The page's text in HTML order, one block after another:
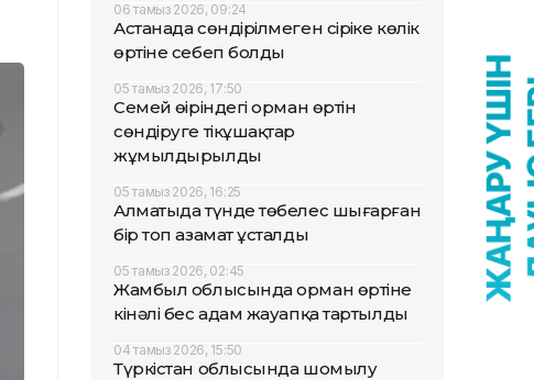
06 тамыз 2026, 09:24
Астанада сөндірілмеген сіріңке көлік
өртіне себеп болды
05 тамыз 2026, 17:50
Семей өңіріндегі орман өртін
сөндіруге тікұшақтар
жұмылдырылды
05 тамыз 2026, 16:25
Алматыда түнде төбелес шығарған
бір топ азамат ұсталды
05 тамыз 2026, 02:45
Жамбыл облысында орман өртіне
кінәлі бес адам жауапқа тартылды
04 тамыз 2026, 15:50
Түркістан облысында шомылу